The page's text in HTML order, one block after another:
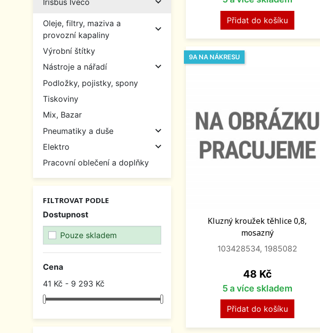
Oleje, filtry, maziva a
provozní kapaliny

Výrobní štítky
Nástroje a nářadí

Podložky, pojistky, spony
Tiskoviny
Mix, Bazar
Pneumatiky a duše

Elektro 
Pracovní oblečení a doplňky
FILTROVAT PODLE
Dostupnost
Pouze skladem
Cena
41 Kč - 9 293 Kč
Přidat do košíku
Kluzný kroužek těhlice 0,8,
mosazný
103428534, 1985082
Cena
48 Kč
5 a více skladem
Přidat do košíku
9A NA NÁKRESU